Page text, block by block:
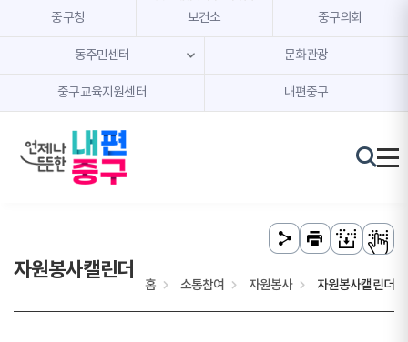
본문 내용 바로가기
주메뉴 바로가기
중구청 보건소 중구의회
동주민센터 문화관광
중구교육지원센터 내편중구
자원봉사캘린더
홈 소통참여 자원봉사 자원봉사캘린더